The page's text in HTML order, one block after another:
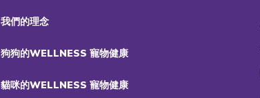
我們的理念
狗狗的WELLNESS 寵物健康
貓咪的WELLNESS 寵物健康